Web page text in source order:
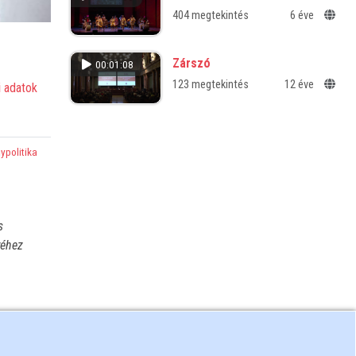
adatok
404 megtekintés 6 éve
00:01:08 Zárszó
123 megtekintés 12 éve